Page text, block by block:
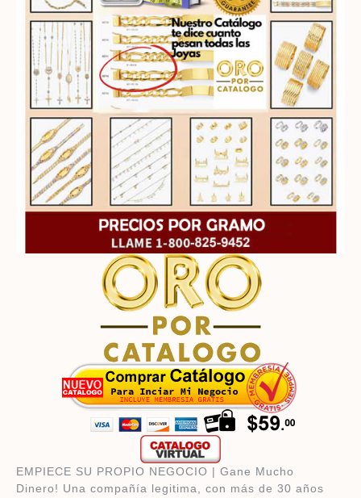
EMPIECE SU PROPIO NEGOCIO | Gane Mucho
Dinero! Una compañía legitima, con más de 30 años